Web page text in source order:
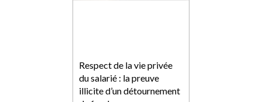
Respect de la vie privée
du salarié : la preuve
illicite d’un détournement